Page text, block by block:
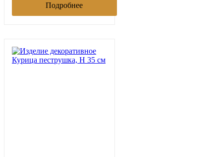
Подробнее